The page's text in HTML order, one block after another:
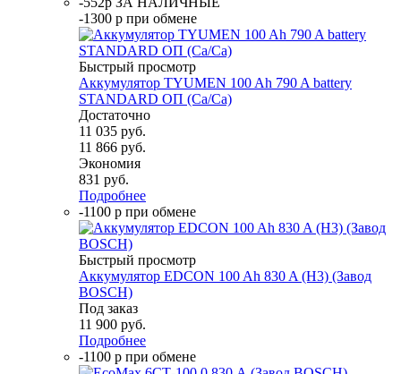
-1300 р при обмене
Быстрый просмотр
Аккумулятор TYUMEN 100 Ah 790 A battery
STANDARD ОП (Ca/Ca)
Достаточно
11 035 руб.
11 866 руб.
Экономия
831 руб.
Подробнее
-1100 р при обмене
Быстрый просмотр
Аккумулятор EDCON 100 Ah 830 A (H3) (Завод
BOSCH)
Под заказ
11 900 руб.
Подробнее
-1100 р при обмене